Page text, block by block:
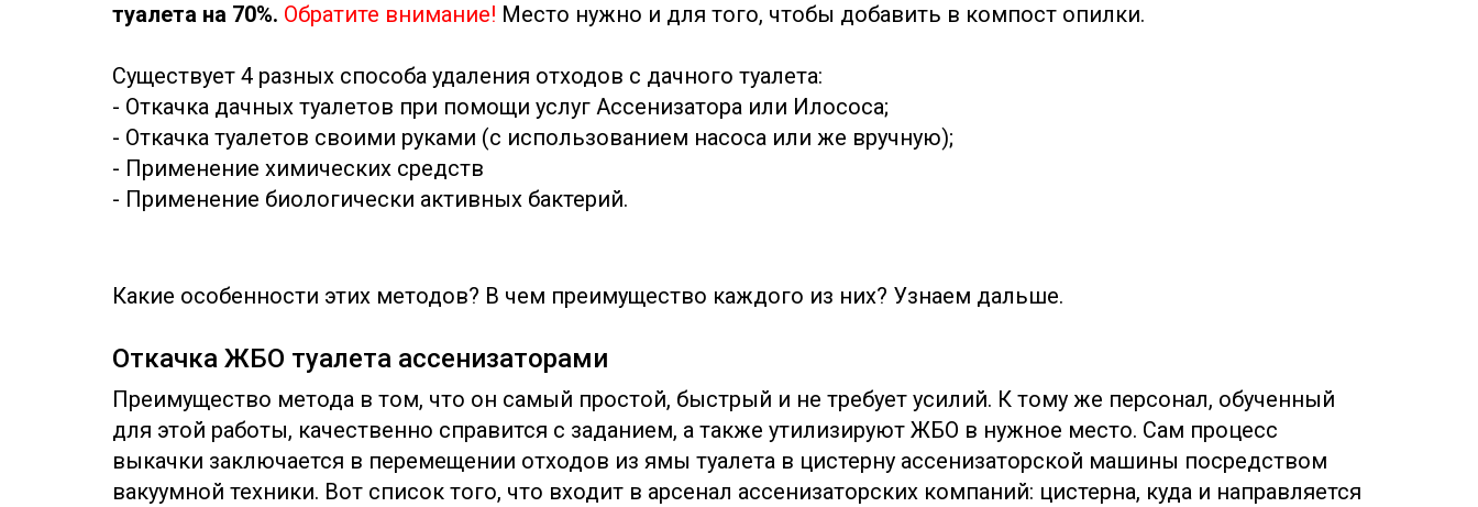
туалета на 70%. Обратите внимание! Место нужно и для того, чтобы добавить в компост опилки.
Существует 4 разных способа удаления отходов с дачного туалета:
- Откачка дачных туалетов при помощи услуг Ассенизатора или Илососа;
- Откачка туалетов своими руками (с использованием насоса или же вручную);
- Применение химических средств
- Применение биологически активных бактерий.
Какие особенности этих методов? В чем преимущество каждого из них? Узнаем дальше.
Откачка ЖБО туалета ассенизаторами
Преимущество метода в том, что он самый простой, быстрый и не требует усилий. К тому же персонал, обученный
для этой работы, качественно справится с заданием, а также утилизируют ЖБО в нужное место. Сам процесс
выкачки заключается в перемещении отходов из ямы туалета в цистерну ассенизаторской машины посредством
вакуумной техники. Вот список того, что входит в арсенал ассенизаторских компаний: цистерна, куда и направляется